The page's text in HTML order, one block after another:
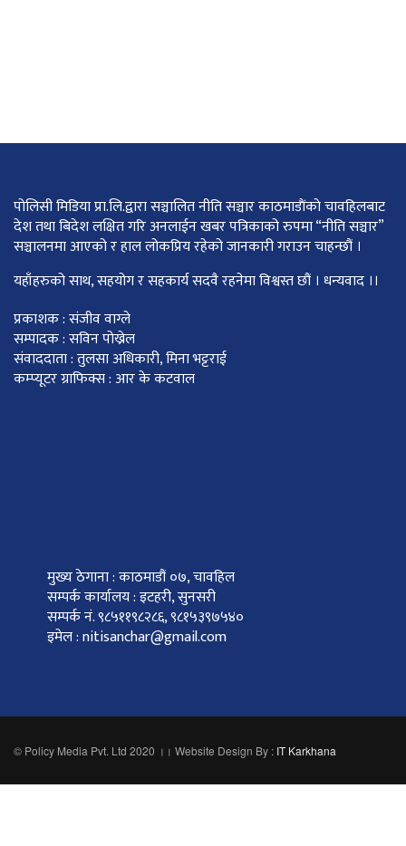
पोलिसी मिडिया प्रा.लि.द्वारा सञ्चालित नीति सञ्चार काठमाडाैंकाे चावहिलबाट
देश तथा बिदेश लक्षित गरि अनलाईन खबर पत्रिकाको रुपमा “नीति सञ्चार”
सञ्चालनमा आएको र हाल लोकप्रिय रहेको जानकारी गराउन चाहन्छौं ।
यहाँहरुको साथ, सहयोग र सहकार्य सदवै रहनेमा विश्वस्त छौं । धन्यवाद ।।
प्रकाशक : संजीव वाग्ले
सम्पादक : सविन पोख्रेल
संवाददाता : तुलसा अधिकारी, मिना भट्टराई
कम्प्यूटर ग्राफिक्स : आर के कटवाल
मुख्य ठेगाना : काठमाडौं ०७, चावहिल
सम्पर्क कार्यालय : इटहरी, सुनसरी
सम्पर्क नं. ९८५११९८२८६, ९८१५३९७५४०
इमेल : nitisanchar@gmail.com
© Policy Media Pvt. Ltd 2020 ।। Website Design By : IT Karkhana